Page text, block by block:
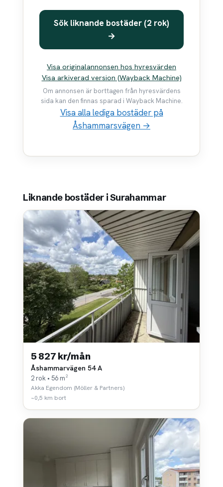
Sök liknande bostäder (2 rok)
→
Visa originalannonsen hos hyresvärden
Visa arkiverad version (Wayback Machine)
Om annonsen är borttagen från hyresvärdens
sida kan den finnas sparad i Wayback Machine.
Visa alla lediga bostäder på
Åshammarsvägen →
Liknande bostäder i Surahammar
5 827 kr/mån
Åshammarvägen 54 A
2 rok • 56 m²
Akka Egendom (Möller & Partners)
~0,5 km bort